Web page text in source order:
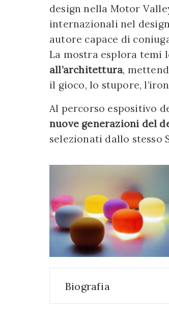
design nella Motor
internazionali nel
autore capace di
La mostra esplora temi
all’architettura,
il gioco, lo stupore,
Al percorso espositivo
nuove generazioni del
selezionati dallo stesso
Biografia